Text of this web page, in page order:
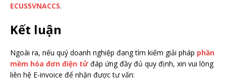
ECUS5VNACCS.
Kết luận
Ngoài ra, nếu quý doanh nghiệp đang tìm kiếm giải pháp phần
mềm hóa đơn điện tửđáp ứng đầy đủ quy định, xin vui lòng
liên hệ E-invoice để nhận được tư vấn: